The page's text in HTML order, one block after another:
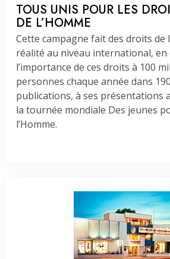
TOUS UNIS POUR LES
DE L’HOMME
Cette campagne fait des droits de
réalité au niveau international,
l’importance de ces droits à 100
personnes chaque année dans
publications, à ses présentations
la tournée mondiale Des jeunes
l’Homme.